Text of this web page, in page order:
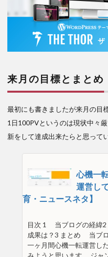
来月の目標とまとめ
最初にも書きましたが来月の目
1日100PVというのは現状中々
新をして達成出来たらと思って
心機一
運営し
育・ニュースネタ】
目次 1 当ブログの経緯
成果は？3 まとめ 当ブ
一ヶ月間心機一転運営し
みようと思います。 ジャ